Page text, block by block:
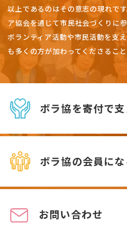
以上であるのはその意志の現れです
ア協会を通じて市民社会づくりに
ボランティア活動や市民活動を支
も多くの方が加わってくださるこ
ボラ協を寄付で支
ボラ協の会員にな
お問い合わせ